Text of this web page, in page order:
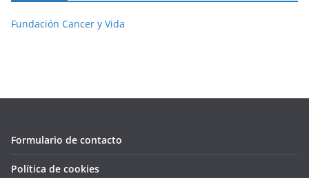
Fundación Cancer y Vida
Formulario de contacto
Política de cookies